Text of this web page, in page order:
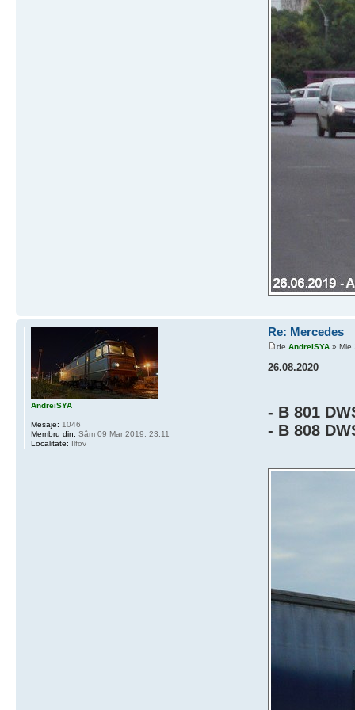
Re: Mercedes
deAndreiSYA » Mie
26.08.2020
- B 801
- B 808
AndreiSYA
Mesaje: 1046
Membru din: Sâm 09 Mar 2019, 23:11
Localitate: Ilfov